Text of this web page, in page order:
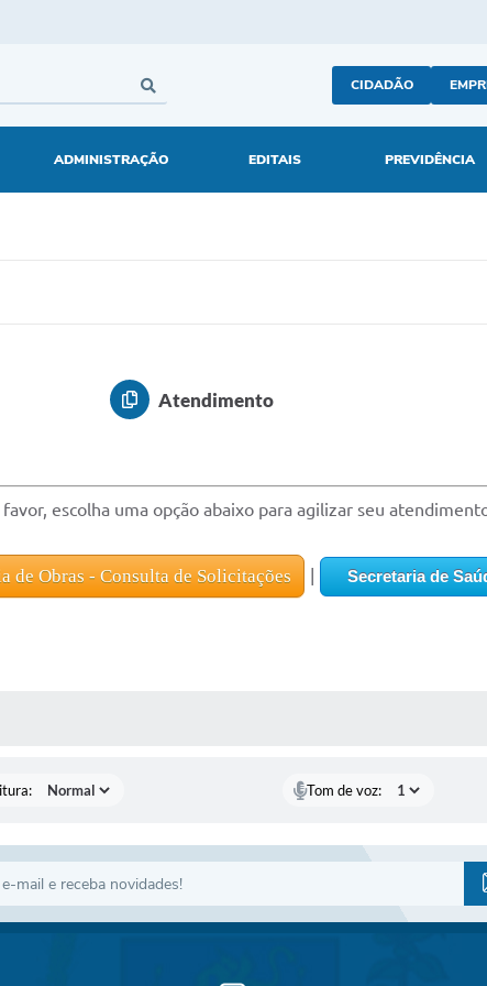
CIDADÃO
ADMINISTRAÇÃO EDITAIS PREVIDÊNCIA
Atendimento
favor, escolha uma opção abaixo para agilizar seu
de Obras - Consulta de Solicitações Secretaria de
Tom de voz: